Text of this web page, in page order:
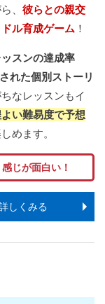
、 彼らとの親交
ル育成ゲーム ！
ッスンの達成率
れた個別ストーリ
なレッスンもイ
い難易度で予想
めます。
じが面白い！
しくみる